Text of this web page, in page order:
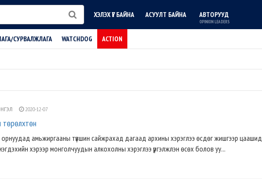
ХЭЛЭХ ҮГ БАЙНА АСУУЛТ БАЙНА АВТОРУУД
OPINION LEADERS
СУРВАЛЖЛАГА WATCHDOG ACTION
2020-12-07
тѳрѳлхтѳн
амьжиргааны түвшин сайжрахад дагаад архины хэрэглээ өсдөг жишгээр цаашид
хэрээр монголчуудын алкохолны хэрэглээ үргэлжлэн ѳсѳх болов уу...